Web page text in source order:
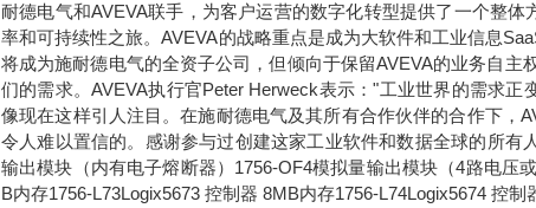
耐德电气和AVEVA联手，为客户运营的数字化转型提供了一个整
率和可持续性之旅。AVEVA的战略重点是成为大软件和工业信息
将成为施耐德电气的全资子公司，但倾向于保留AVEVA的业务自
们的需求。AVEVA执行官Peter Herweck表示："工业世界的需求
像现在这样引人注目。在施耐德电气及其所有合作伙伴的合作下，
令人难以置信的。感谢参与过创建这家工业软件和数据全球的所有
输出模块（内有电子熔断器）1756-OF4模拟量输出模块（4路电压
B内存1756-L73Logix5673 控制器 8MB内存1756-L74Logix5674 控